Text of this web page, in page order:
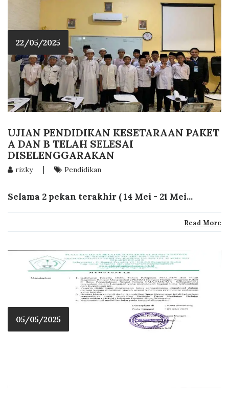
22/05/2025
UJIAN PENDIDIKAN KESETARAAN PAKET
A DAN B TELAH SELESAI
DISELENGGARAKAN
rizky | Pendidikan
Selama 2 pekan terakhir ( 14 Mei - 21 Mei...
Read More
05/05/2025